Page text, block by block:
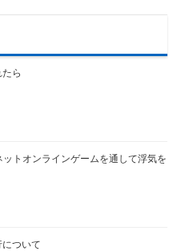
ら
トオンラインゲームを通して浮気を
ついて